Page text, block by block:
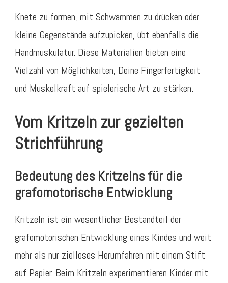
Knete zu formen, mit Schwämmen zu drücken oder
kleine Gegenstände aufzupicken, übt ebenfalls die
Handmuskulatur. Diese Materialien bieten eine
Vielzahl von Möglichkeiten, Deine Fingerfertigkeit
und Muskelkraft auf spielerische Art zu stärken.
Vom Kritzeln zur gezielten
Strichführung
Bedeutung des Kritzelns für die
grafomotorische Entwicklung
Kritzeln ist ein wesentlicher Bestandteil der
grafomotorischen Entwicklung eines Kindes und weit
mehr als nur zielloses Herumfahren mit einem Stift
auf Papier. Beim Kritzeln experimentieren Kinder mit